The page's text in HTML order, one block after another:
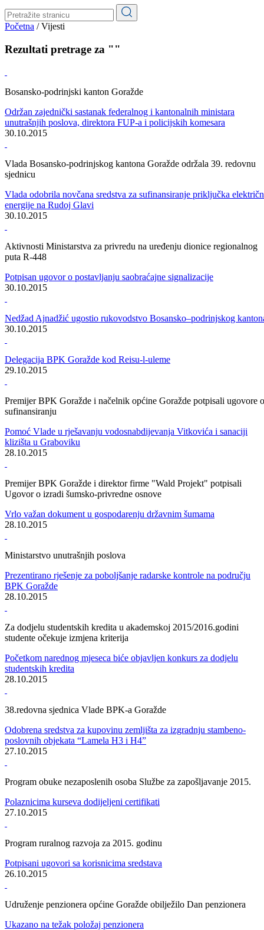
Pale-Prača
Kontakt
Vijesti
Bosansko-podrinjski kanton Goražde
Održan zajednički sastanak federalnog i kantonalnih ministara
unutrašnjih poslova, direktora FUP-a i policijskih komesara
30.10.2015